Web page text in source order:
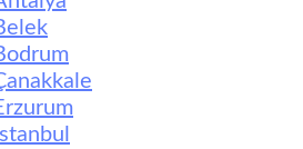
Istanbul